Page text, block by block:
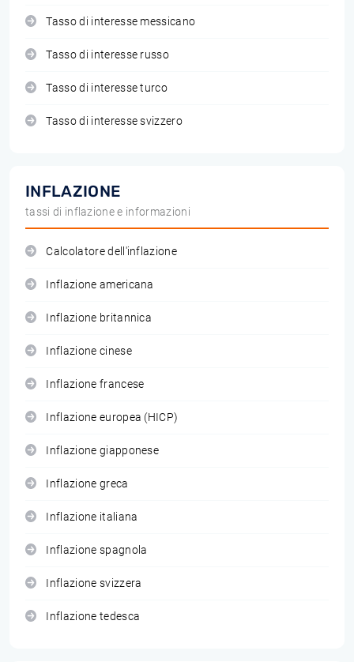
Tasso di interesse messicano
Tasso di interesse russo
Tasso di interesse turco
Tasso di interesse svizzero
INFLAZIONE
tassi di inflazione e informazioni
Calcolatore dell'inflazione
Inflazione americana
Inflazione britannica
Inflazione cinese
Inflazione francese
Inflazione europea (HICP)
Inflazione giapponese
Inflazione greca
Inflazione italiana
Inflazione spagnola
Inflazione svizzera
Inflazione tedesca